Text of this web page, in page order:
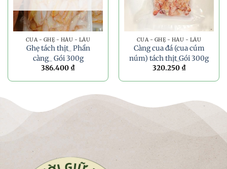
CUA - GHẸ - HÀU - LẨU
Ghẹ tách thịt_ Phần
càng_ Gói 300g
386.400 ₫
CUA - GHẸ - HÀU - LẨU
Càng cua đá (cua cúm
núm) tách thịt_Gói 300g
320.250 ₫